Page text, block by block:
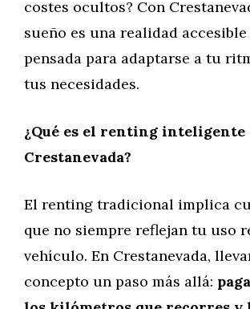
costes ocultos? Con
sueño es una realidad
pensada para adaptarse a tu
tus necesidades.
¿Qué es el renting inteligente
Crestanevada?
El renting tradicional implica
que no siempre reflejan tu uso
vehículo. En Crestanevada,
concepto un paso más allá: